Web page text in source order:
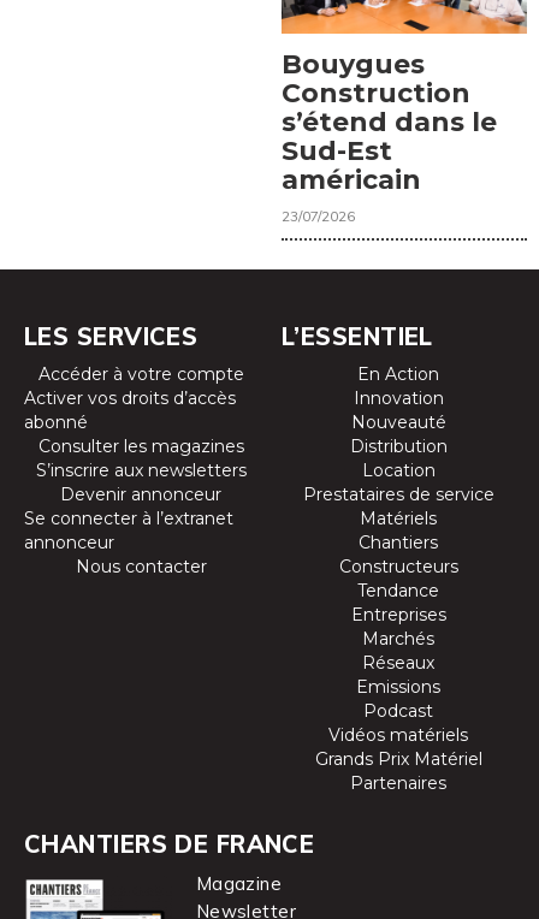
Bouygues
Construction
s’étend dans le
Sud-Est
américain
23/07/2026
LES SERVICES
Accéder à votre compte
Activer vos droits d’accès
abonné
Consulter les magazines
S’inscrire aux newsletters
Devenir annonceur
Se connecter à l’extranet
annonceur
Nous contacter
L’ESSENTIEL
En Action
Innovation
Nouveauté
Distribution
Location
Prestataires de service
Matériels
Chantiers
Constructeurs
Tendance
Entreprises
Marchés
Réseaux
Emissions
Podcast
Vidéos matériels
Grands Prix Matériel
Partenaires
CHANTIERS DE FRANCE
Magazine
Newsletter